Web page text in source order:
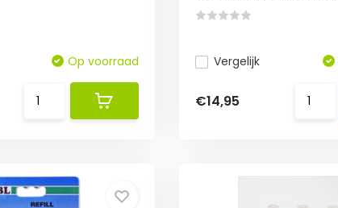
Op voorraad Vergelijk
€14,95